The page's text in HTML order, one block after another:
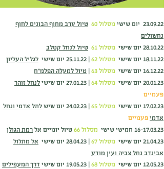
23.09.22 יום שישי מסלול 60
טיול ערב מחוף הבונים לחוף
נחשולים
28.10.22 יום שישי
מסלול 61
טיול לנחל קטלב
18.11.22 יום שישי
מסלול 62 | 25.11.22 יום שישי
לגליל העליון
16.12.22 יום שישי
מסלול 63 | טיול למעלההפלמ"ח
20.01.23 יום שישי
מסלול 64 | 27.01.23 יום שישי
לנחל זוהר
פעמיים
17.02.23 יום שישי
מסלול 65 | 24.02.23 יום שיש
לתל אדמי ונחל
אדמיפעמיים
16-17.03.23 חמישי שישי מסלול 66 טיול יומיים אלרמת הגולן
21.04.23 יום שישי
מסלול 67 | 28.04.23 יום שישי
אל מתלול
אבינדב נחל צביה ועין מודע
12.05.23 יום שישי
מסלול 68 | 19.05.23 יום שישי
דרך המעפילים